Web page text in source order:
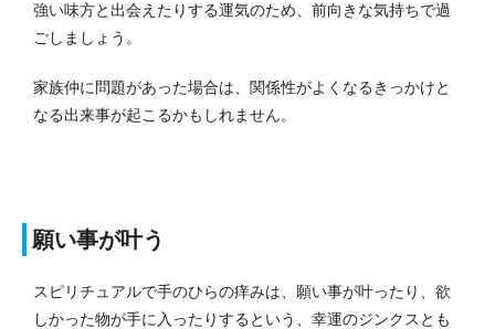
強い味方と出会えたりする運気のため、前向きな気持ちで過
ごしましょう。
家族仲に問題があった場合は、関係性がよくなるきっかけと
なる出来事が起こるかもしれません。
願い事が叶う
スピリチュアルで手のひらの痒みは、願い事が叶ったり、欲
しかった物が手に入ったりするという、幸運のジンクスとも